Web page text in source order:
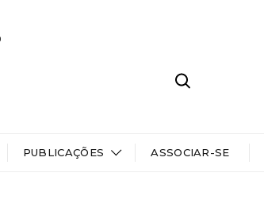
PUBLICAÇÕES ASSOCIAR-SE